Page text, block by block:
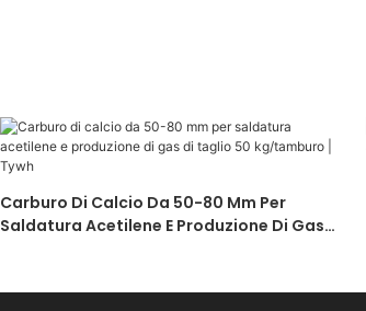
Carburo Di Calcio Da 50-80 Mm Per
Saldatura Acetilene E Produzione Di Gas